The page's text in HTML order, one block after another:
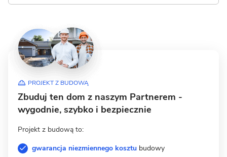
PROJEKT Z BUDOWĄ
Zbuduj ten dom z naszym Partnerem -
wygodnie, szybko i bezpiecznie
Projekt z budową to:
gwarancja niezmiennego kosztu budowy